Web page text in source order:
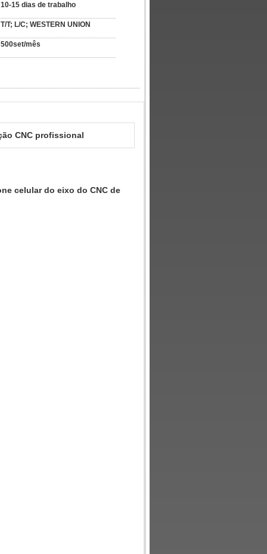
10-15 dias de trabalho
T/T; L/C; WESTERN UNION
500set/mês
CNC profissional
celular do eixo do CNC de